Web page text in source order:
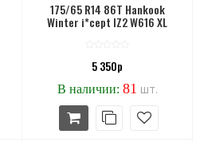
175/65 R14 86T Hankook
Winter i*cept IZ2 W616 XL
5 350р
В наличии: 81 шт.